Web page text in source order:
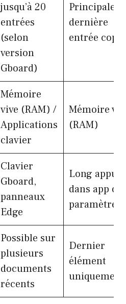
jusqu’à 20
entrées
(selon
version
Gboard)
dernière
entrée
Mémoire
vive (RAM) /
Applications
clavier
Mémoire
(RAM)
Clavier
Gboard,
panneaux
Edge
Long appui
dans app ou
paramètres
Possible sur
plusieurs
documents
récents
Dernier
élément
uniquement